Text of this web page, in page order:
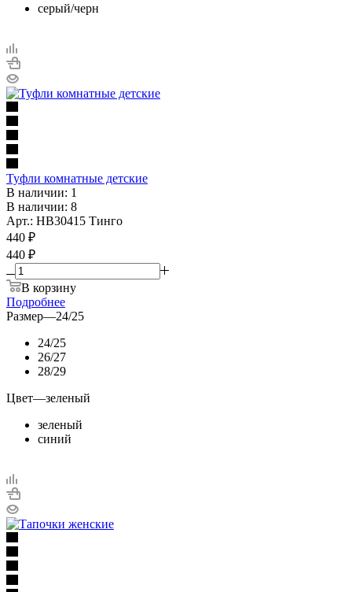
серый/черн
Туфли комнатные детские
В наличии: 1
В наличии: 8
Арт.: HB30415 Тинго
440 ₽
440 ₽
В корзину
Подробнее
Размер—24/25
24/25
26/27
28/29
Цвет—зеленый
зеленый
синий